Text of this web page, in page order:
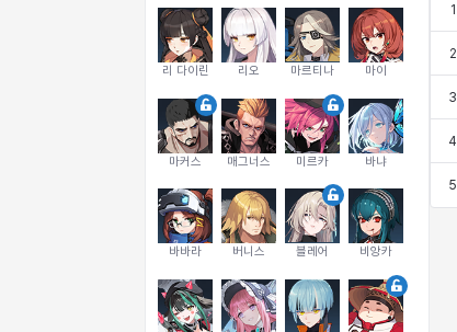
리 다이린 리오 마르티나 마이
마커스 매그너스 미르카 바냐
바바라 버니스 블레어 비앙카
1
2
3
4
5